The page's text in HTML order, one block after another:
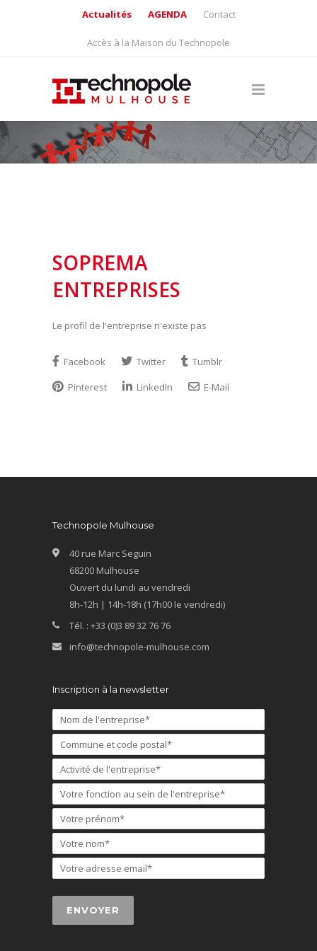
Actualités AGENDA Contact
Accès à la Maison du Technopole
SOPREMA
ENTREPRISES
Le profil de l'entreprise n'existe pas
Facebook Twitter
Tumblr
Pinterest
LinkedIn E-Mail
Technopole Mulhouse
40 rue Marc Seguin
68200 Mulhouse
Ouvert du lundi au vendredi
8h-12h | 14h-18h (17h00 le vendredi)
Tél. : +33 (0)3 89 32 76 76
info@technopole-mulhouse.com
Inscription à la newsletter